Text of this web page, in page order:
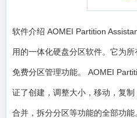
软件介绍 AOMEI Partition
用的一体化硬盘分区软件。它为
免费分区管理功能。 AOMEI
证了创建，调整大小，移动，复制
合并，拆分分区等功能的全部功